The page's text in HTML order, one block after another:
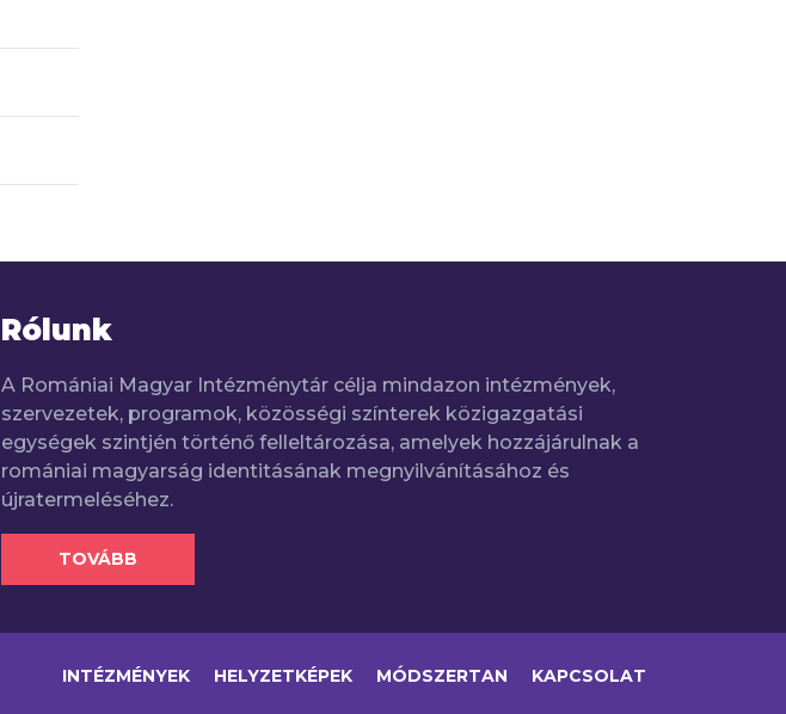
Rólunk
A Romániai Magyar Intézménytár célja mindazon intézmények,
szervezetek, programok, közösségi színterek közigazgatási
egységek szintjén történő felleltározása, amelyek hozzájárulnak a
romániai magyarság identitásának megnyilvánításához és
újratermeléséhez.
TOVÁBB
INTÉZMÉNYEK HELYZETKÉPEK MÓDSZERTAN KAPCSOLAT